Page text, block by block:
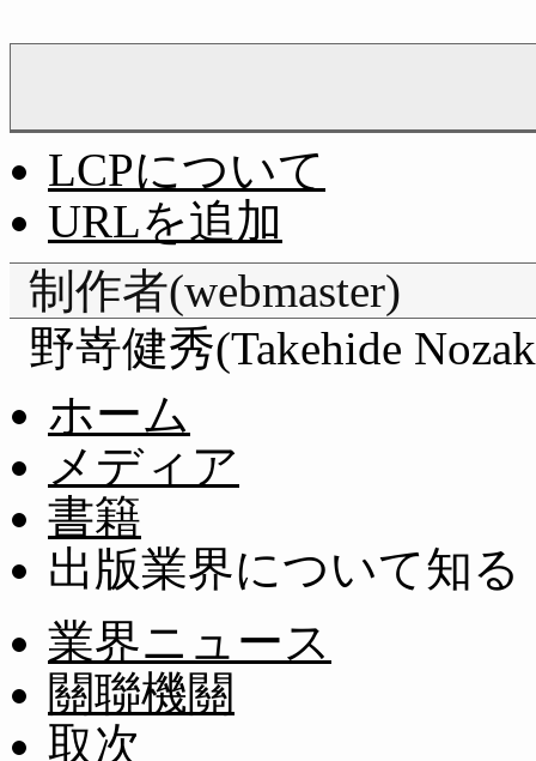
LCPについて
URLを追加
制作者(webmaster)
野嵜健秀(Takehide
ホーム
メディア
書籍
出版業界について知る
業界ニュース
關聯機關
取次